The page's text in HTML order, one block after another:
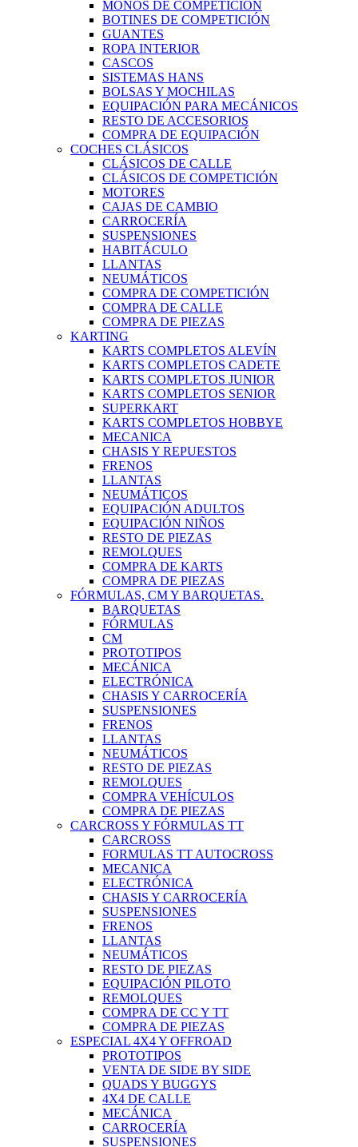
MONOS DE COMPETICIÓN
BOTINES DE COMPETICIÓN
GUANTES
ROPA INTERIOR
CASCOS
SISTEMAS HANS
BOLSAS Y MOCHILAS
EQUIPACIÓN PARA MECÁNICOS
RESTO DE ACCESORIOS
COMPRA DE EQUIPACIÓN
COCHES CLÁSICOS
CLÁSICOS DE CALLE
CLÁSICOS DE COMPETICIÓN
MOTORES
CAJAS DE CAMBIO
CARROCERÍA
SUSPENSIONES
HABITÁCULO
LLANTAS
NEUMÁTICOS
COMPRA DE COMPETICIÓN
COMPRA DE CALLE
COMPRA DE PIEZAS
KARTING
KARTS COMPLETOS ALEVÍN
KARTS COMPLETOS CADETE
KARTS COMPLETOS JUNIOR
KARTS COMPLETOS SENIOR
SUPERKART
KARTS COMPLETOS HOBBYE
MECANICA
CHASIS Y REPUESTOS
FRENOS
LLANTAS
NEUMÁTICOS
EQUIPACIÓN ADULTOS
EQUIPACIÓN NIÑOS
RESTO DE PIEZAS
REMOLQUES
COMPRA DE KARTS
COMPRA DE PIEZAS
FÓRMULAS, CM Y BARQUETAS.
BARQUETAS
FÓRMULAS
CM
PROTOTIPOS
MECÁNICA
ELECTRÓNICA
CHASIS Y CARROCERÍA
SUSPENSIONES
FRENOS
LLANTAS
NEUMÁTICOS
RESTO DE PIEZAS
REMOLQUES
COMPRA VEHÍCULOS
COMPRA DE PIEZAS
CARCROSS Y FÓRMULAS TT
CARCROSS
FORMULAS TT AUTOCROSS
MECANICA
ELECTRÓNICA
CHASIS Y CARROCERÍA
SUSPENSIONES
FRENOS
LLANTAS
NEUMÁTICOS
RESTO DE PIEZAS
EQUIPACIÓN PILOTO
REMOLQUES
COMPRA DE CC Y TT
COMPRA DE PIEZAS
ESPECIAL 4X4 Y OFFROAD
PROTOTIPOS
VENTA DE SIDE BY SIDE
QUADS Y BUGGYS
4X4 DE CALLE
MECÁNICA
CARROCERÍA
SUSPENSIONES